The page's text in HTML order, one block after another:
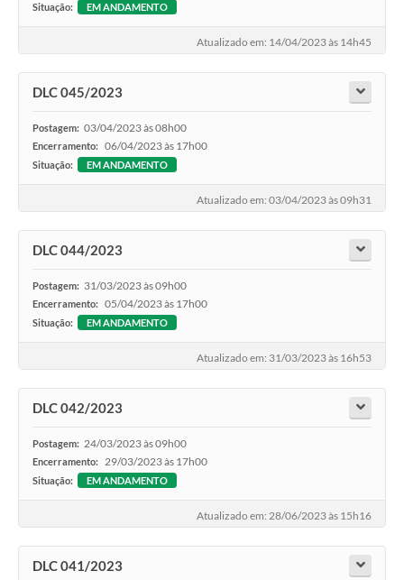
Situação: EM ANDAMENTO
Atualizado em: 14/04/2023 às 14h45
DLC 045/2023
Postagem: 03/04/2023 às 08h00
Encerramento: 06/04/2023 às 17h00
Situação: EM ANDAMENTO
Atualizado em: 03/04/2023 às 09h31
DLC 044/2023
Postagem: 31/03/2023 às 09h00
Encerramento: 05/04/2023 às 17h00
Situação: EM ANDAMENTO
Atualizado em: 31/03/2023 às 16h53
DLC 042/2023
Postagem: 24/03/2023 às 09h00
Encerramento: 29/03/2023 às 17h00
Situação: EM ANDAMENTO
Atualizado em: 28/06/2023 às 15h16
DLC 041/2023